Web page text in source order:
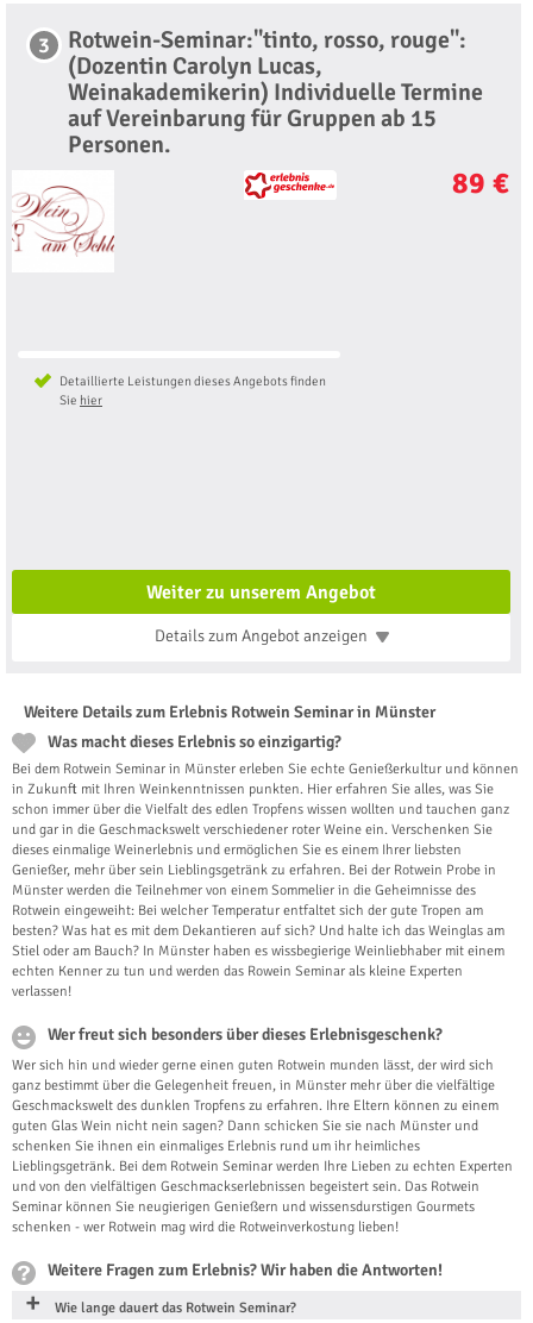
3
Rotwein-Seminar:"tinto, rosso, rouge":
(Dozentin Carolyn Lucas,
Weinakademikerin) Individuelle Termine
auf Vereinbarung für Gruppen ab 15
Personen.
89 €
Detaillierte Leistungen dieses Angebots finden
Sie hier
Weiter zu unserem Angebot
Details zum Angebotanzeigen
Weitere Details zum Erlebnis Rotwein Seminar in Münster
Was macht dieses Erlebnis so einzigartig?
Bei dem Rotwein Seminar in Münster erleben Sie echte Genießerkultur und können
in Zukunft mit Ihren Weinkenntnissen punkten. Hier erfahren Sie alles, was Sie
schon immer über die Vielfalt des edlen Tropfens wissen wollten und tauchen ganz
und gar in die Geschmackswelt verschiedener roter Weine ein. Verschenken Sie
dieses einmalige Weinerlebnis und ermöglichen Sie es einem Ihrer liebsten
Genießer, mehr über sein Lieblingsgetränk zu erfahren. Bei der Rotwein Probe in
Münster werden die Teilnehmer von einem Sommelier in die Geheimnisse des
Rotwein eingeweiht: Bei welcher Temperatur entfaltet sich der gute Tropen am
besten? Was hat es mit dem Dekantieren auf sich? Und halte ich das Weinglas am
Stiel oder am Bauch? In Münster haben es wissbegierige Weinliebhaber mit einem
echten Kenner zu tun und werden das Rowein Seminar als kleine Experten
verlassen!
Wer freut sich besonders über dieses Erlebnisgeschenk?
Wer sich hin und wieder gerne einen guten Rotwein munden lässt, der wird sich
ganz bestimmt über die Gelegenheit freuen, in Münster mehr über die vielfältige
Geschmackswelt des dunklen Tropfens zu erfahren. Ihre Eltern können zu einem
guten Glas Wein nicht nein sagen? Dann schicken Sie sie nach Münster und
schenken Sie ihnen ein einmaliges Erlebnis rund um ihr heimliches
Lieblingsgetränk. Bei dem Rotwein Seminar werden Ihre Lieben zu echten Experten
und von den vielfältigen Geschmackserlebnissen begeistert sein. Das Rotwein
Seminar können Sie neugierigen Genießern und wissensdurstigen Gourmets
schenken - wer Rotwein mag wird die Rotweinverkostung lieben!
Weitere Fragen zum Erlebnis? Wir haben die Antworten!
Wie lange dauert das Rotwein Seminar?